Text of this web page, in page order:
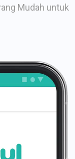
Mudah untuk